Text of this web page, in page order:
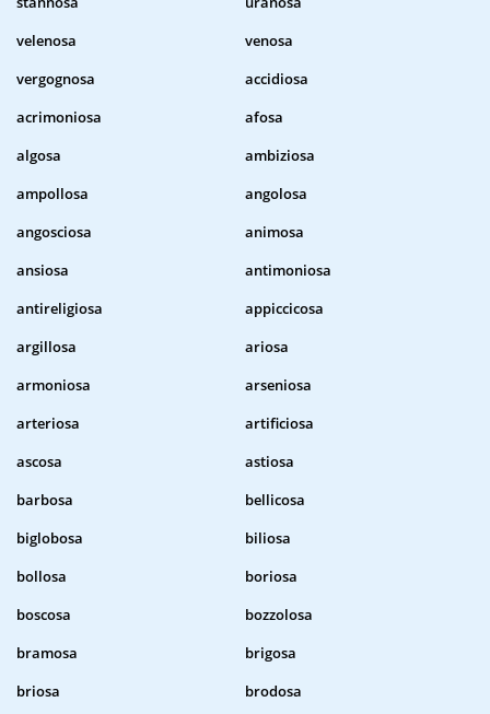
velenosa
venosa
vergognosa
accidiosa
acrimoniosa
afosa
algosa
ambiziosa
ampollosa
angolosa
angosciosa
animosa
ansiosa
antimoniosa
antireligiosa
appiccicosa
argillosa
ariosa
armoniosa
arseniosa
arteriosa
artificiosa
ascosa
astiosa
barbosa
bellicosa
biglobosa
biliosa
bollosa
boriosa
boscosa
bozzolosa
bramosa
brigosa
briosa
brodosa